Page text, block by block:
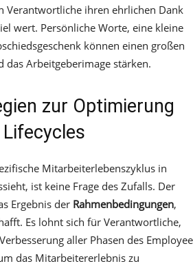
Verantwortliche ihren ehrlichen Dank
wert. Persönliche Worte, eine kleine
können einen großen
das Arbeitgeberimage stärken.
zur Optimierung
Mitarbeiterlebenszyklus in
ist keine Frage des Zufalls. Der
Ergebnis der Rahmenbedingungen,
Es lohnt sich für Verantwortliche,
aller Phasen des Employee
das Mitarbeitererlebnis zu